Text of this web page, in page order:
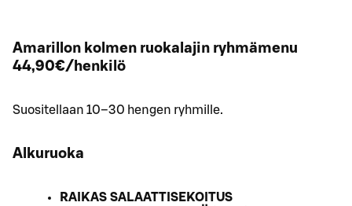
Amarillon kolmen ruokalajin ryhmämenu
44,90€/henkilö
Suositellaan 10–30 hengen ryhmille.
Alkuruoka
RAIKAS SALAATTISEKOITUS